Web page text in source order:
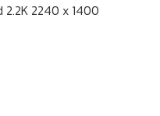
2240 x 1400